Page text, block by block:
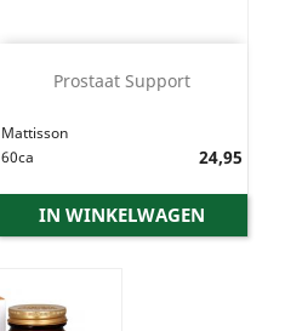
Prostaat Support
Mattisson
60ca
24,95
IN WINKELWAGEN